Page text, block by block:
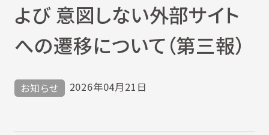
よび 意図しない外部サイト
への遷移について（第三報）
お知らせ 2026年04月21日